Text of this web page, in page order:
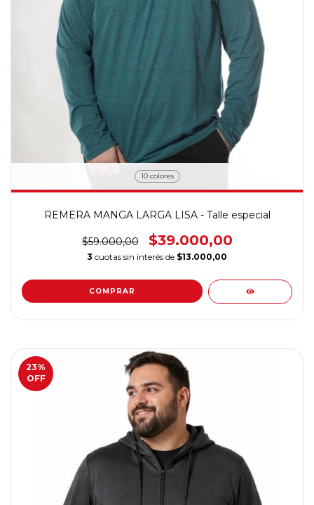
10 colores
REMERA MANGA LARGA LISA - Talle especial
$59.000,00 $39.000,00
3 cuotas sin interés de $13.000,00
COMPRAR
23%
OFF